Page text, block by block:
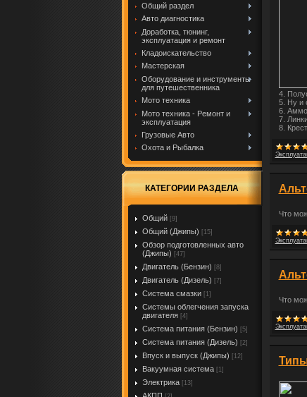
Общий раздел
Авто диагностика
Доработка, тюнинг,
эксплуатация и ремонт
Кладоискательство
Мастерская
Оборудование и инструменты
для путешественника
Мото техника
Мото техника - Ремонт и
эксплуатация
Грузовые Авто
Охота и Рыбалка
КАТЕГОРИИ РАЗДЕЛА
Общий [9]
Общий (Джипы) [15]
Обзор подготовленных авто
(Джипы) [47]
Двигатель (Бензин) [8]
Двигатель (Дизель) [7]
Система смазки [1]
Системы облегчения запуска
двигателя [4]
Система питания (Бензин) [5]
Система питания (Дизель) [2]
Впуск и выпуск (Джипы) [12]
Вакуумная система [1]
Электрика [13]
4.
5. Ну и
6.
7.
8.
Что
Что